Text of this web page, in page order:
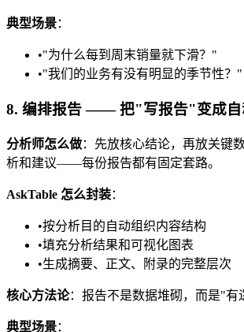
典型场景：
•"为什么每到周末销量就下滑？"
•"我们的业务有没有明显的季节性？"
8. 编排报告 —— 把"写报告"变成自
分析师怎么做：先放核心结论，再放关键
析和建议——每份报告都有固定套路。
AskTable 怎么封装：
•按分析目的自动组织内容结构
•填充分析结果和可视化图表
•生成摘要、正文、附录的完整层次
核心方法论：报告不是数据堆砌，而是"有
典型场景：